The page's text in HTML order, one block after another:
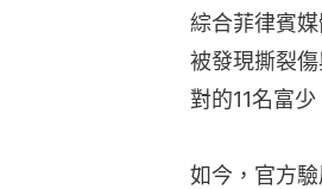
綜合菲律賓
被發現撕裂
對的11名富
如今，官方